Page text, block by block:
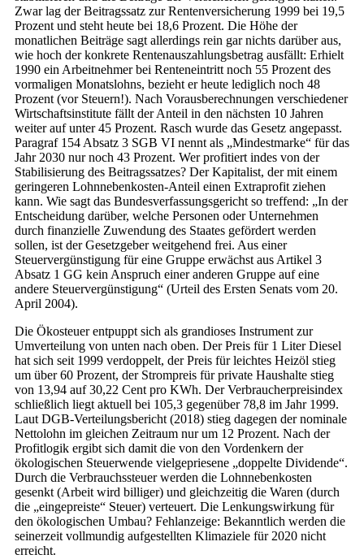
Zwar lag der Beitragssatz zur Rentenversicherung 1999 bei 19,5
Prozent und steht heute bei 18,6 Prozent. Die Höhe der
monatlichen Beiträge sagt allerdings rein gar nichts darüber aus,
wie hoch der konkrete Rentenauszahlungsbetrag ausfällt: Erhielt
1990 ein Arbeitnehmer bei Renteneintritt noch 55 Prozent des
vormaligen Monatslohns, bezieht er heute lediglich noch 48
Prozent (vor Steuern!). Nach Vorausberechnungen verschiedener
Wirtschaftsinstitute fällt der Anteil in den nächsten 10 Jahren
weiter auf unter 45 Prozent. Rasch wurde das Gesetz angepasst.
Paragraf 154 Absatz 3 SGB VI nennt als „Mindestmarke“ für das
Jahr 2030 nur noch 43 Prozent. Wer profitiert indes von der
Stabilisierung des Beitragssatzes? Der Kapitalist, der mit einem
geringeren Lohnnebenkosten-Anteil einen Extraprofit ziehen
kann. Wie sagt das Bundesverfassungsgericht so treffend: „In der
Entscheidung darüber, welche Personen oder Unternehmen
durch finanzielle Zuwendung des Staates gefördert werden
sollen, ist der Gesetzgeber weitgehend frei. Aus einer
Steuervergünstigung für eine Gruppe erwächst aus Artikel 3
Absatz 1 GG kein Anspruch einer anderen Gruppe auf eine
andere Steuervergünstigung“ (Urteil des Ersten Senats vom 20.
April 2004).
Die Ökosteuer entpuppt sich als grandioses Instrument zur
Umverteilung von unten nach oben. Der Preis für 1 Liter Diesel
hat sich seit 1999 verdoppelt, der Preis für leichtes Heizöl stieg
um über 60 Prozent, der Strompreis für private Haushalte stieg
von 13,94 auf 30,22 Cent pro KWh. Der Verbraucherpreisindex
schließlich liegt aktuell bei 105,3 gegenüber 78,8 im Jahr 1999.
Laut DGB-Verteilungsbericht (2018) stieg dagegen der nominale
Nettolohn im gleichen Zeitraum nur um 12 Prozent. Nach der
Profitlogik ergibt sich damit die von den Vordenkern der
ökologischen Steuerwende vielgepriesene „doppelte Dividende“.
Durch die Verbrauchssteuer werden die Lohnnebenkosten
gesenkt (Arbeit wird billiger) und gleichzeitig die Waren (durch
die „eingepreiste“ Steuer) verteuert. Die Lenkungswirkung für
den ökologischen Umbau? Fehlanzeige: Bekanntlich werden die
seinerzeit vollmundig aufgestellten Klimaziele für 2020 nicht
erreicht.